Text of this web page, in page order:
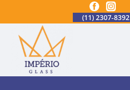
(11) 2307-8392